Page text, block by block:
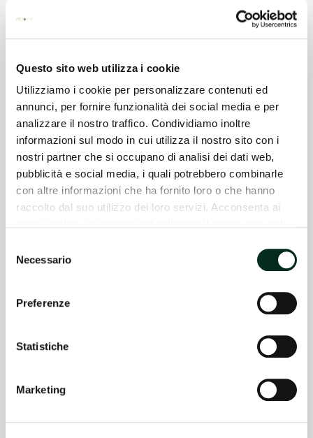
Questo sito web utilizza i cookie
Utilizziamo i cookie per personalizzare contenuti ed
annunci, per fornire funzionalità dei social media e per
analizzare il nostro traffico. Condividiamo inoltre
informazioni sul modo in cui utilizza il nostro sito con i
nostri partner che si occupano di analisi dei dati web,
pubblicità e social media, i quali potrebbero combinarle
con altre informazioni che ha fornito loro o che hanno
raccolto dal suo utilizzo dei loro servizi. Acconsenta ai
delNecessario
Preferenze
Statistiche
Marketing
Screening Colo-Rectal
READ MORE